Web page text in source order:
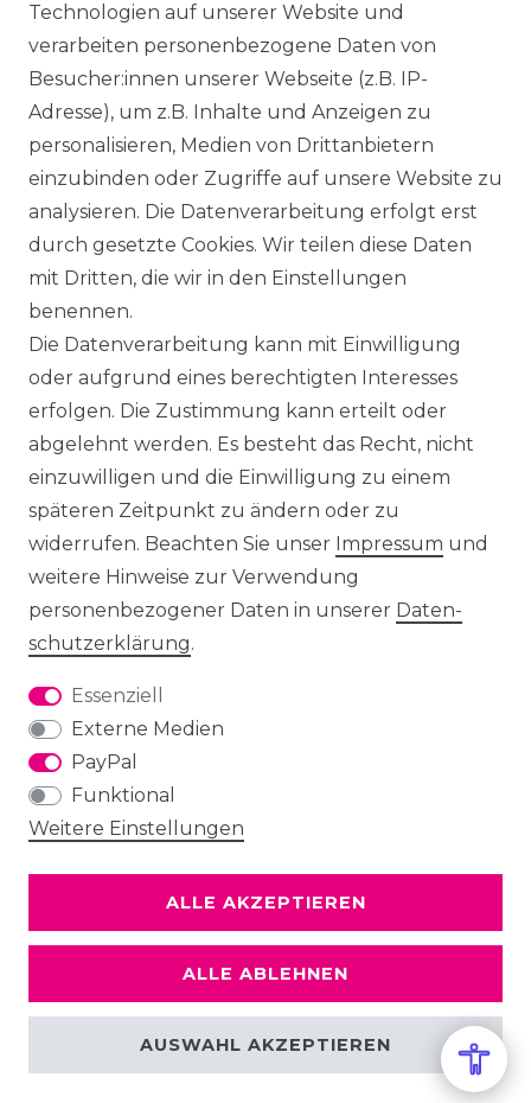
Technologien auf unserer Website und
verarbeiten personenbezogene Daten von
Besucher:innen unserer Webseite (z.B. IP-
Adresse), um z.B. Inhalte und Anzeigen zu
personalisieren, Medien von Drittanbietern
einzubinden oder Zugriffe auf unsere Website zu
analysieren. Die Datenverarbeitung erfolgt erst
durch gesetzte Cookies. Wir teilen diese Daten
mit Dritten, die wir in den Einstellungen
benennen.
Die Datenverarbeitung kann mit Einwilligung
oder aufgrund eines berechtigten Interesses
erfolgen. Die Zustimmung kann erteilt oder
abgelehnt werden. Es besteht das Recht, nicht
einzuwilligen und die Einwilligung zu einem
späteren Zeitpunkt zu ändern oder zu
widerrufen. Beachten Sie unser Impressum und
weitere Hinweise zur Verwendung
personenbezogener Daten in unserer Daten­
schutz­erklärung.
Essenziell
Externe Medien
PayPal
Funktional
Weitere Einstellungen
ALLE AKZEPTIEREN
ALLE ABLEHNEN
AUSWAHL AKZEPTIEREN